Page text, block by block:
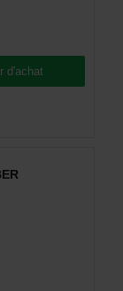
d'achat